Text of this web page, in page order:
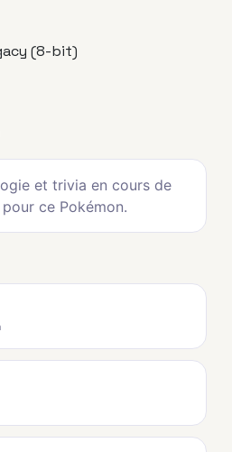
(8-bit)
et trivia en cours de
ce Pokémon.